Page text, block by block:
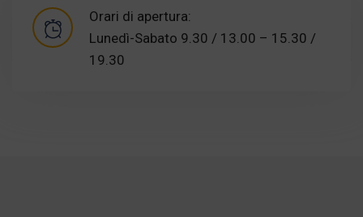
Orari di apertura:
Lunedì-Sabato 9.30 / 13.00 – 15.30 /
19.30